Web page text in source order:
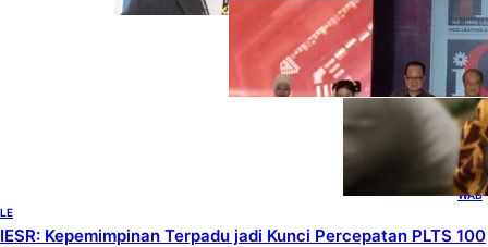
HEADLINES
Terbuka, Peluang
Usaha bagi IKM
Alas Kaki Lokal
ENER
GY ,
HEAD
LINES
,
RENE
WAB
LE
IESR: Kepemimpinan Terpadu jadi Kunci Percepatan PLTS 100